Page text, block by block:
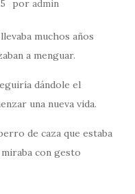
por admin
muchos años
a menguar.
dándole el
una nueva vida.
de caza que estaba
con gesto